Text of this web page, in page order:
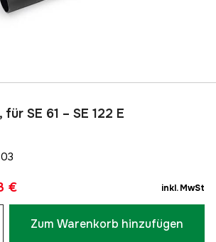
SE 61 – SE 122 E
€ inkl. MwSt
Zum Warenkorb hinzufügen